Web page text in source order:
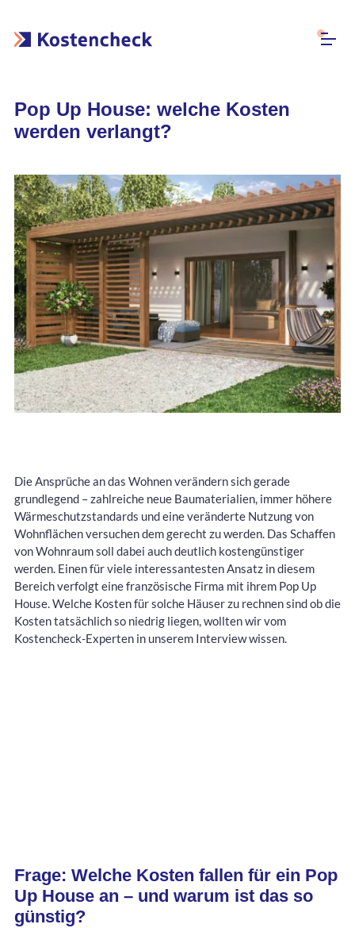
Pop Up House: welche Kosten
werden verlangt?
Die Ansprüche an das Wohnen verändern sich gerade
grundlegend – zahlreiche neue Baumaterialien, immer höhere
Wärmeschutzstandards und eine veränderte Nutzung von
Wohnflächen versuchen dem gerecht zu werden. Das Schaffen
von Wohnraum soll dabei auch deutlich kostengünstiger
werden. Einen für viele interessantesten Ansatz in diesem
Bereich verfolgt eine französische Firma mit ihrem Pop Up
House. Welche Kosten für solche Häuser zu rechnen sind ob die
Kosten tatsächlich so niedrig liegen, wollten wir vom
Kostencheck-Experten in unserem Interview wissen.
Frage: Welche Kosten fallen für ein Pop
Up House an – und warum ist das so
günstig?